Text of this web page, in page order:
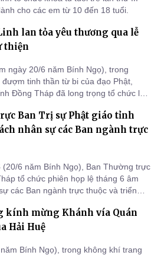
cho các em từ 10 đến 18 tuổi.
lan tỏa yêu thương qua lễ
thiện
ngày 20/6 năm Bính Ngọ), trong
tinh thần từ bi của đạo Phật,
Đồng Tháp đã long trọng tổ chức lễ
được tổ chức nhằm lan tỏa thông
Ban Trị sự Phật giáo tỉnh
nhân sự các Ban ngành trực
(20/6 năm Bính Ngọ), Ban Thường trực
tổ chức phiên họp lệ tháng 6 âm
các Ban ngành trực thuộc và triển
kính mừng Khánh vía Quán
Hải Huệ
Bính Ngọ), trong không khí trang